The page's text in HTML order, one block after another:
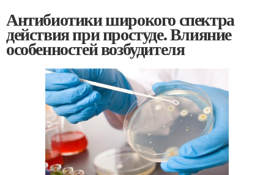
Антибиотики широкого спектра
действия при простуде. Влияние
особенностей возбудителя